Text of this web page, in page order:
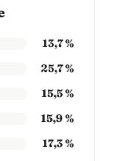
13,7 %
25,7 %
15,5 %
15,9 %
17,3 %